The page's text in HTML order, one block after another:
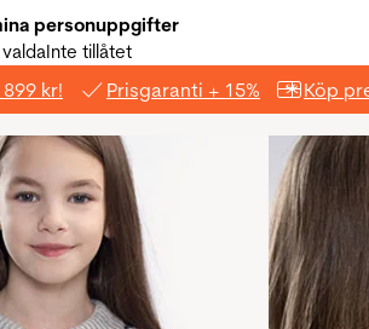
personuppgifter
Inte tillåtet
kr! Prisgaranti + 15% Köp